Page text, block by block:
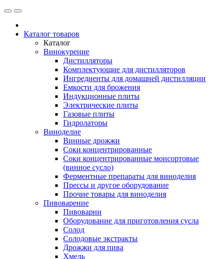
Каталог товаров
Каталог
Винокурение
Дистилляторы
Комплектующие для дистилляторов
Ингредиенты для домашней дистилляции
Емкости для брожения
Индукционные плиты
Электрические плиты
Газовые плиты
Гидролаторы
Виноделие
Винные дрожжи
Соки концентрированные
Соки концентрированные монсортовые
(винное сусло)
Ферментные препараты для виноделия
Прессы и другое оборудование
Прочие товары для виноделия
Пивоварение
Пивоварни
Оборудование для приготовления сусла
Солод
Солодовые экстракты
Дрожжи для пива
Хмель